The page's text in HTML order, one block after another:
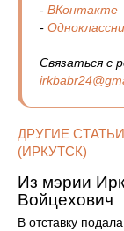
- ВКонтакте
-
Связаться с
ДРУГИЕ
(ИРКУТСК)
Из мэрии
Войцехович
В отставку